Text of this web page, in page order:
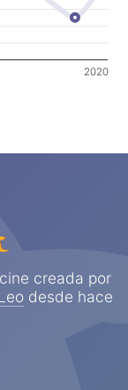
2020
creada por
desde hace